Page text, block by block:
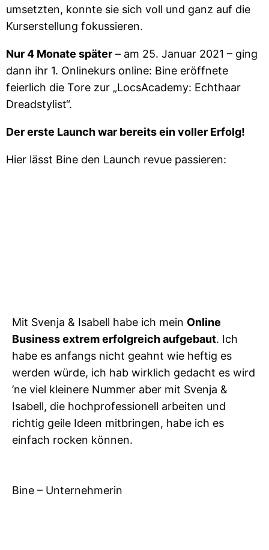
umsetzten, konnte sie sich voll und ganz auf die
Kurserstellung fokussieren.
Nur 4 Monate später – am 25. Januar 2021 – ging
dann ihr 1. Onlinekurs online: Bine eröffnete
feierlich die Tore zur „LocsAcademy: Echthaar
Dreadstylist“.
Der erste Launch war bereits ein voller Erfolg!
Hier lässt Bine den Launch revue passieren:
Mit Svenja & Isabell habe ich mein Online
Business extrem erfolgreich aufgebaut. Ich
habe es anfangs nicht geahnt wie heftig es
werden würde, ich hab wirklich gedacht es wird
’ne viel kleinere Nummer aber mit Svenja &
Isabell, die hochprofessionell arbeiten und
richtig geile Ideen mitbringen, habe ich es
einfach rocken können.
Bine – Unternehmerin